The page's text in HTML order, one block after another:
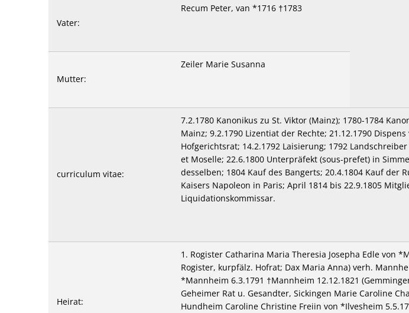
Vater:
Recum Peter, van *1716 †1783
Mutter:
Zeiler Marie Susanna
curriculum vitae:
7.2.1780 Kanonikus zu St. Viktor (Mainz); 1780-1784
Mainz; 9.2.1790 Lizentiat der Rechte; 21.12.1790
Hofgerichtsrat; 14.2.1792 Laisierung; 1792
et Moselle; 22.6.1800 Unterpräfekt (sous-prefet) in
desselben; 1804 Kauf des Bangerts; 20.4.1804 Kauf
Kaisers Napoleon in Paris; April 1814 bis 22.9.1805
Liquidationskommissar.
Heirat:
1. Rogister Catharina Maria Theresia Josepha Edle von
Rogister, kurpfälz. Hofrat; Dax Maria Anna) verh.
*Mannheim 6.3.1791 †Mannheim 12.12.1821
Geheimer Rat u. Gesandter, Sickingen Marie Caroline
Hundheim Caroline Christine Freiin von *Ilvesheim